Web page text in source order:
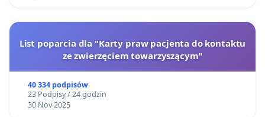
List poparcia dla "Karty praw pacjenta do kontaktu
ze zwierzęciem towarzyszącym"
40 334 podpisów
23 Podpisy / 24 godzin
30 Nov 2025